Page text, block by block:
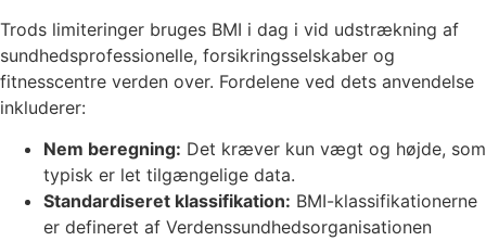
Trods limiteringer bruges BMI i dag i vid udstrækning af
sundhedsprofessionelle, forsikringsselskaber og
fitnesscentre verden over. Fordelene ved dets anvendelse
inkluderer:
Nem beregning: Det kræver kun vægt og højde, som
typisk er let tilgængelige data.
Standardiseret klassifikation: BMI-klassifikationerne
er defineret af Verdenssundhedsorganisationen